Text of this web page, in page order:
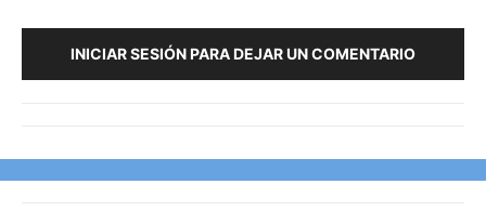
INICIAR SESIÓN PARA DEJAR UN COMENTARIO